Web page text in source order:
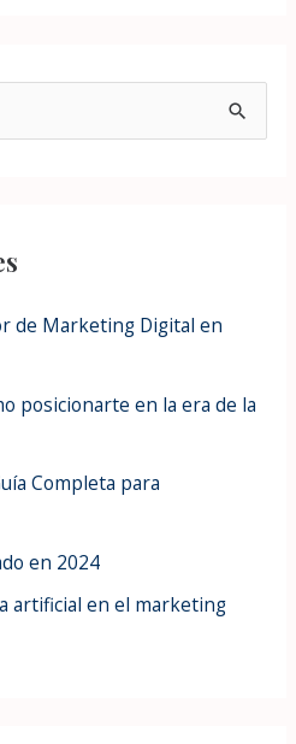
de Marketing Digital en
posicionarte en la era de la
Completa para
en 2024
artificial en el marketing